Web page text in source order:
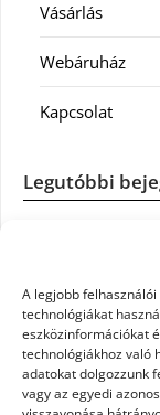
A legjobb
technológiákat
eszközinformációkat
technológiákhoz való
adatokat dolgozzunk
vagy az egyedi
Vásárlás
Webáruház
Kapcsolat
Legutóbbi
Casco
Könyvelés:
Szövetkezeti jog:
háttér a